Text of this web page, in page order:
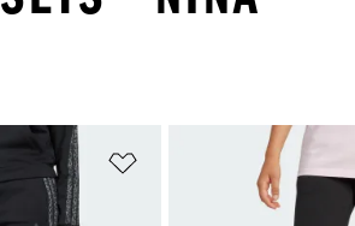
Añadir a la lista de deseos